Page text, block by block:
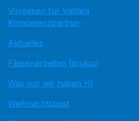
Vorgaben für Vaillant
Kompetenzpartner
Aktuelles
Fliesenarbeiten (toujou)
Was nur wir haben HI
Weihnachtspost